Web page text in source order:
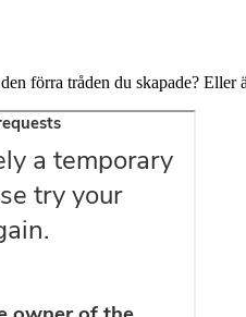
förra tråden du skapade? Eller